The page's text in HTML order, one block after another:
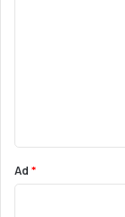
Ad *